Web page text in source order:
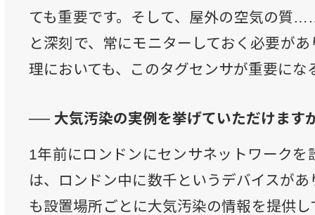
ても重要です。そして、屋外の空気の質
と深刻で、常にモニターしておく必要が
理においても、このタグセンサが重要にな
── 大気汚染の実例を挙げていただけます
1年前にロンドンにセンサネットワークを
は、ロンドン中に数千というデバイスが
も設置場所ごとに大気汚染の情報を提供